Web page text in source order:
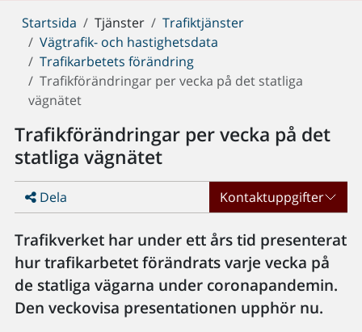
Du
är
här:
Startsida Tjänster
Trafiktjänster
Vägtrafik- och hastighetsdata
Trafikarbetets förändring
Trafikförändringar per vecka på det statliga
vägnätet
Trafikförändringar per vecka på det
statliga vägnätet
Dela Kontaktuppgifter
Trafikverket har under ett års tid presenterat
hur trafikarbetet förändrats varje vecka på
de statliga vägarna under coronapandemin.
Den veckovisa presentationen upphör nu.